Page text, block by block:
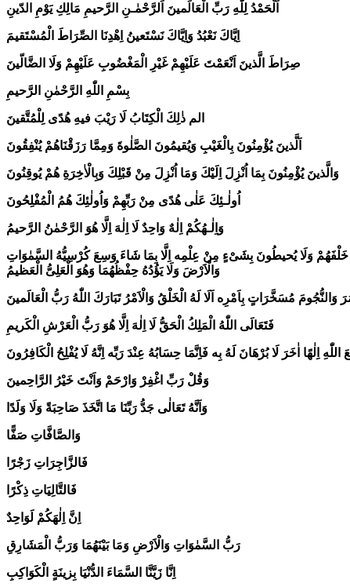
اَلْحَمْدُ لِلّٰهِ رَبِّ الْعَالَمينَ اَلرَّحْمٰـنِ الرَّحيمِ مَالِكِ يَوْمِ الدّينِ
اِيَّاكَ نَعْبُدُ وَاِيَّاكَ نَسْتَعينُ اِھْدِنَا الصِّرَاطَ الْمُسْتَقيمَ
صِرَاطَ الَّذينَ اَنْعَمْتَ عَلَيْهِمْ غَيْرِ الْمَغْضُوبِ عَلَيْهِمْ وَلَا الضَّالّينَ
بِسْمِ اللّٰهِ الرَّحْمٰنِ الرَّحيمِ
الم ذٰلِكَ الْكِتَابُ لَا رَيْبَ فيهِ هُدًى لِلْمُتَّقينَ
اَلَّذينَ يُؤْمِنُونَ بِالْغَيْبِ وَيُقيمُونَ الصَّلٰوةَ وَمِمَّا رَزَقْنَاهُمْ يُنْفِقُونَ
وَالَّذينَ يُؤْمِنُونَ بِمَا اُنْزِلَ اِلَيْكَ وَمَا اُنْزِلَ مِنْ قَبْلِكَ وَبِالْاٰخِرَةِ هُمْ يُوقِنُونَ
اُولٰـئِكَ عَلٰى هُدًى مِنْ رَبِّهِمْ وَاُولٰئِكَ هُمُ الْمُفْلِحُونَ
وَاِلٰـهُكُمْ اِلٰهٌ وَاحِدٌ لَا اِلٰهَ اِلَّا هُوَ الرَّحْمٰنُ الرَّحيمُ
خَلْفَهُمْ وَلَا يُحيطُونَ بِشَیْءٍ مِنْ عِلْمِه اِلَّا بِمَا شَاءَ وَسِعَ كُرْسِيُّهُ السَّمٰوَاتِ
وَالْاَرْضَ وَلَا يَؤُدُهُ حِفْظُهُمَا وَهُوَ الْعَلِىُّ الْعَظيمُ
مُسَخَّرَاتٍ بِاَمْرِه اَلَا لَهُ الْخَلْقُ وَالْاَمْرُ تَبَارَكَ اللّٰهُ رَبُّ الْعَالَمينَ
فَتَعَالَى اللّٰهُ الْمَلِكُ الْحَقُّ لَا اِلٰهَ اِلَّا هُوَ رَبُّ الْعَرْشِ الْكَريمِ
اِلٰهًا اٰخَرَ لَا بُرْهَانَ لَهُ بِه فَاِنَّمَا حِسَابُهُ عِنْدَ رَبِّه اِنَّهُ لَا يُفْلِحُ الْكَافِرُونَ
وَقُلْ رَبِّ اغْفِرْ وَارْحَمْ وَاَنْتَ خَيْرُ الرَّاحِمينَ
وَاَنَّهُ تَعَالٰى جَدُّ رَبِّنَا مَا اتَّخَذَ صَاحِبَةً وَلَا وَلَدًا
وَالصَّافَّاتِ صَفًّا
فَالزَّاجِرَاتِ زَجْرًا
فَالتَّالِيَاتِ ذِكْرًا
اِنَّ اِلٰهَكُمْ لَوَاحِدٌ
رَبُّ السَّمٰوَاتِ وَالْاَرْضِ وَمَا بَيْنَهُمَا وَرَبُّ الْمَشَارِقِ
اِنَّا زَيَّنَّا السَّمَاءَ الدُّنْيَا بِزينَةٍ الْكَوَاكِبِ